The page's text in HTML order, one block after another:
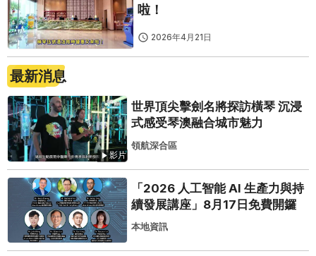
啦！
2026年4月21日
最新消息
影片
世界頂尖擊劍名將探訪橫琴 沉浸
式感受琴澳融合城市魅力
領航深合區
「2026 人工智能 AI 生產力與持
續發展講座」8月17日免費開鑼
本地資訊